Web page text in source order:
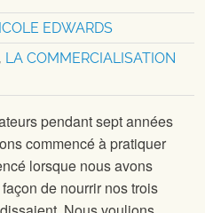
EDWARDS
, LA COMMERCIALISATION
pendant sept années
commencé à pratiquer
lorsque nous avons
de nourrir nos trois